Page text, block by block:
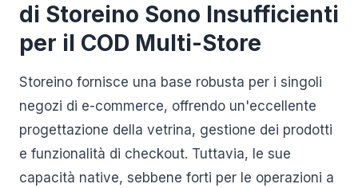
di Storeino Sono Insufficienti
per il COD Multi-Store
Storeino fornisce una base robusta per i singoli
negozi di e-commerce, offrendo un'eccellente
progettazione della vetrina, gestione dei prodotti
e funzionalità di checkout. Tuttavia, le sue
capacità native, sebbene forti per le operazioni a